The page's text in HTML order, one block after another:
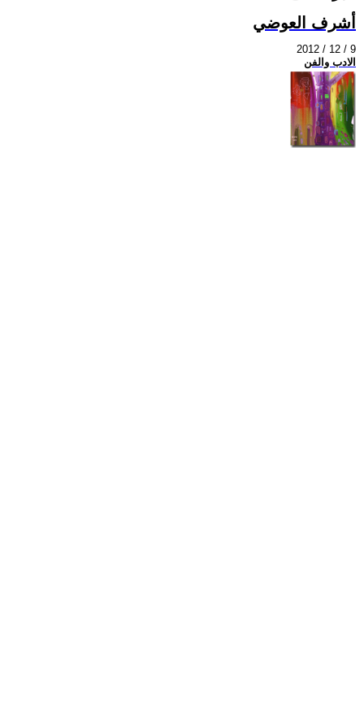
أشرف العوضي
2012 / 12 / 9
الادب والفن